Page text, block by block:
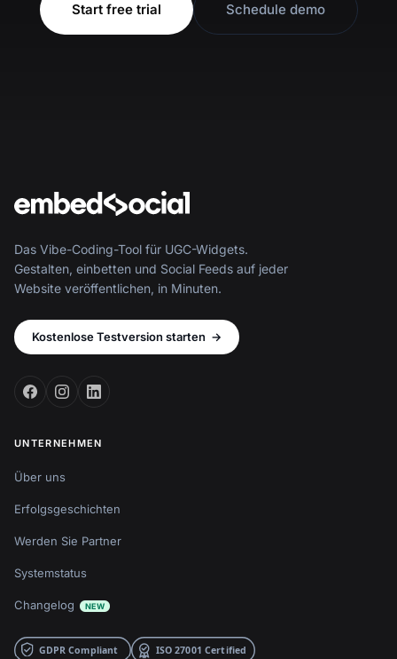
Start free trial Schedule demo
Das Vibe-Coding-Tool für UGC-Widgets.
Gestalten, einbetten und Social Feeds auf jeder
Website veröffentlichen, in Minuten.
Kostenlose Testversion starten →
UNTERNEHMEN
Über uns
Erfolgsgeschichten
Werden Sie Partner
Systemstatus
Changelog NEW